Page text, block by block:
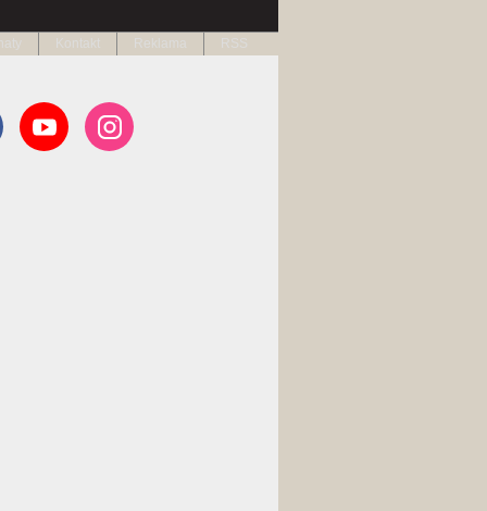
Kontakt Reklama RSS